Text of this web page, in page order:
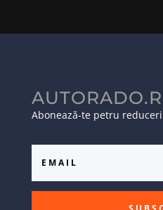
Abonează-te petru